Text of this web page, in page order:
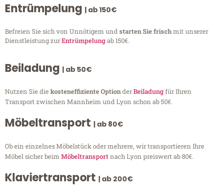
Entrümpelung | ab 150€
Befreien Sie sich von Unnötigem undstarten Sie frischmit unserer
Dienstleistung zurEntrümpelungab 150€.
Beiladung | ab 50€
Nutzen Sie diekosteneffiziente OptionderBeiladungfür Ihren
Transport zwischen Mannheim und Lyon schon ab 50€.
Möbeltransport | ab 80€
Ob ein einzelnes Möbelstück oder mehrere, wir transportieren Ihre
Möbel sicher beim Möbeltransportnach Lyon preiswert ab 80€.
Klaviertransport | ab 200€